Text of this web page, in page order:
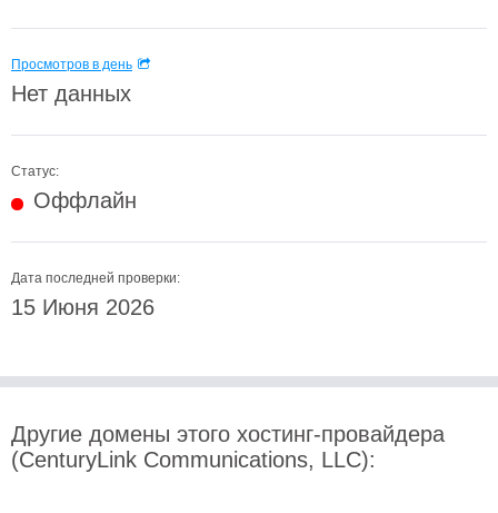
Просмотров в день
Нет данных
Статус:
Оффлайн
Дата последней проверки:
15 Июня 2026
Другие домены этого хостинг-провайдера
(CenturyLink Communications, LLC):